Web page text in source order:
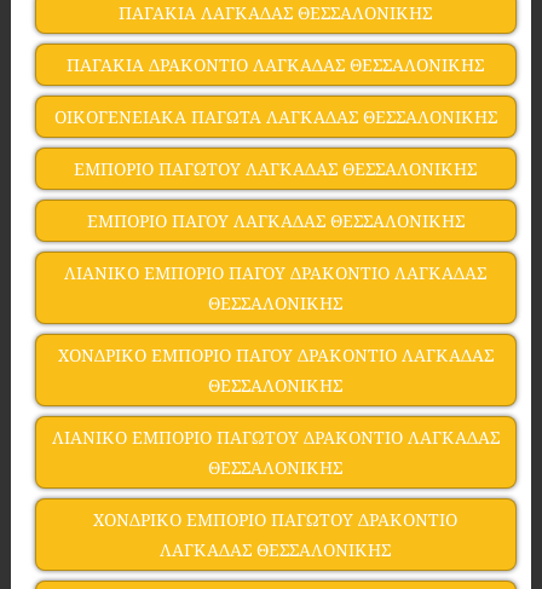
ΠΑΓΑΚΙΑ ΛΑΓΚΑΔΑΣ ΘΕΣΣΑΛΟΝΙΚΗΣ
ΠΑΓΑΚΙΑ ΔΡΑΚΟΝΤΙΟ ΛΑΓΚΑΔΑΣ ΘΕΣΣΑΛΟΝΙΚΗΣ
ΟΙΚΟΓΕΝΕΙΑΚΑ ΠΑΓΩΤΑ ΛΑΓΚΑΔΑΣ ΘΕΣΣΑΛΟΝΙΚΗΣ
ΕΜΠΟΡΙΟ ΠΑΓΩΤΟΥ ΛΑΓΚΑΔΑΣ ΘΕΣΣΑΛΟΝΙΚΗΣ
ΕΜΠΟΡΙΟ ΠΑΓΟΥ ΛΑΓΚΑΔΑΣ ΘΕΣΣΑΛΟΝΙΚΗΣ
ΛΙΑΝΙΚΟ ΕΜΠΟΡΙΟ ΠΑΓΟΥ ΔΡΑΚΟΝΤΙΟ ΛΑΓΚΑΔΑΣ
ΘΕΣΣΑΛΟΝΙΚΗΣ
ΧΟΝΔΡΙΚΟ ΕΜΠΟΡΙΟ ΠΑΓΟΥ ΔΡΑΚΟΝΤΙΟ ΛΑΓΚΑΔΑΣ
ΘΕΣΣΑΛΟΝΙΚΗΣ
ΛΙΑΝΙΚΟ ΕΜΠΟΡΙΟ ΠΑΓΩΤΟΥ ΔΡΑΚΟΝΤΙΟ ΛΑΓΚΑΔΑΣ
ΘΕΣΣΑΛΟΝΙΚΗΣ
ΧΟΝΔΡΙΚΟ ΕΜΠΟΡΙΟ ΠΑΓΩΤΟΥ ΔΡΑΚΟΝΤΙΟ
ΛΑΓΚΑΔΑΣ ΘΕΣΣΑΛΟΝΙΚΗΣ